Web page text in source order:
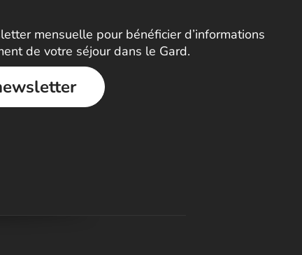
mensuelle pour bénéficier d’informations
de votre séjour dans le Gard.